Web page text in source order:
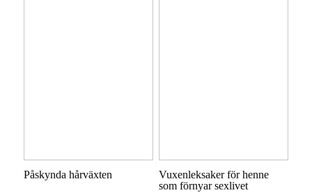
Påskynda hårväxten
Vuxenleksaker för henne
som förnyar sexlivet